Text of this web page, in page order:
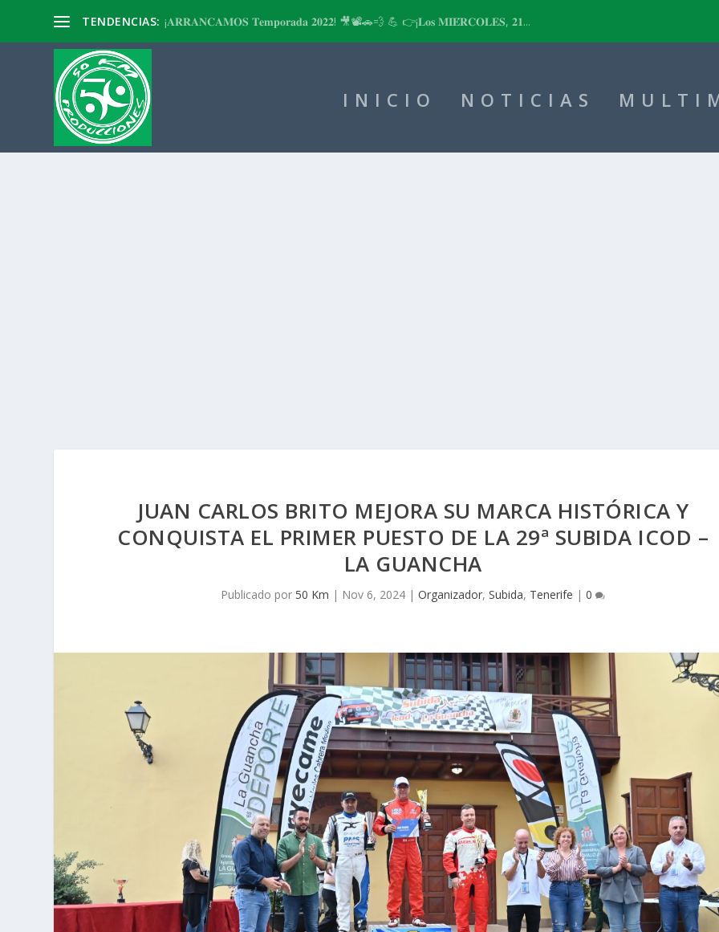
TENDENCIAS: ¡𝐀𝐑𝐑𝐀𝐍𝐂𝐀𝐌𝐎𝐒 𝐓𝐞𝐦𝐩𝐨𝐫𝐚𝐝𝐚 𝟐𝟎𝟐𝟐! 🎥📽🚗💨 💪 👉¡𝐋𝐨𝐬 𝐌𝐈𝐄́𝐑𝐂𝐎𝐋𝐄𝐒, 𝟐𝟏...
INICIO NOTICIAS
JUAN CARLOS BRITO MEJORA SU MARCA HISTÓRICA Y
CONQUISTA EL PRIMER PUESTO DE LA 29ª SUBIDA ICOD –
LA GUANCHA
Publicado por 50 Km | Nov 6, 2024 |Organizador,Subida, Tenerife |0